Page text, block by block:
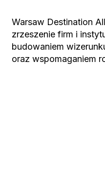
Warsaw Destination
zrzeszenie firm i
budowaniem
oraz wspomaganiem